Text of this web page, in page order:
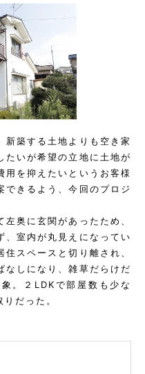
新築する土地よりも空き家
たいが希望の立地に土地が
用を抑えたいというお客様
できるよう、今回のプロジ
奥に玄関があったため、
、室内が丸見えになってい
スペースと切り離され、
なしになり、雑草だらけだ
。２LDKで部屋数も少な
だった。